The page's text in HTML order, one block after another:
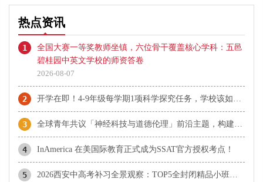
热点资讯
1
全国大赛一等奖教师坐镇，六位骨干覆盖核心学科：五邑
碧桂园中英文学校的师资答卷
2026-08-07
2 开学在即！4-9年级每学期1项科学探究任务，学校该如何快速落地执行？
3 全球青年共议「神经科技与道德伦理」前沿主题，构建科创向善未来
4 InAmerica 在美国际教育正式成为SSAT官方授权考点！
5 2026西安中高考补习全景观察：TOP5全封闭精品小班赛道学校推荐